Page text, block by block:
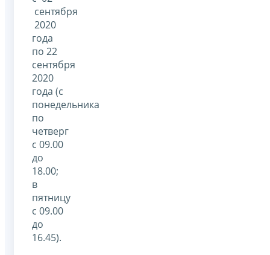
сентября
2020
года
по 22
сентября
2020
года (с
понедельника
по
четверг
с 09.00
до
18.00;
в
пятницу
с 09.00
до
16.45).